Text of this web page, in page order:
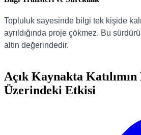
Topluluk sayesinde bilgi tek kişide
ayrıldığında proje çökmez. Bu
altın değerindedir.
Açık Kaynakta
Üzerindeki Etkisi